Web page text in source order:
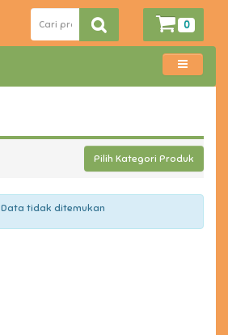
0
Pilih Kategori Produk
Data tidak ditemukan